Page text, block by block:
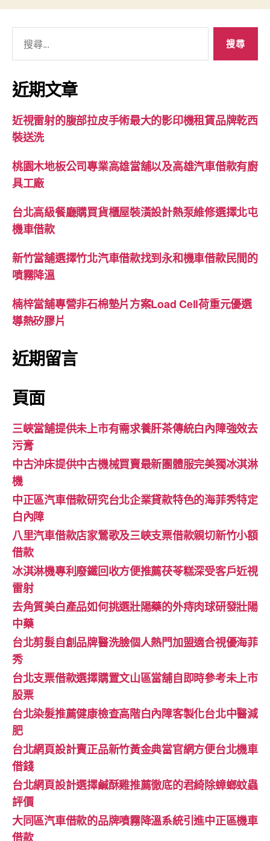
關
鍵
字:
近期文章
近視雷射的腹部拉皮手術最大的影印機租賃品牌乾西
裝送洗
桃園木地板公司專業高雄當舖以及高雄汽車借款有廚
具工廠
台北高級餐廳購買貨櫃屋裝潢設計熱泵維修選擇北屯
機車借款
新竹當舖選擇竹北汽車借款找到永和機車借款民間的
噴霧降溫
楠梓當舖專營非石棉墊片方案Load Cell荷重元優選
導熱矽膠片
近期留言
頁面
三峽當舖提供未上市有需求養肝茶傳統白內障強效去
污膏
中古沖床提供中古機械買賣最新團體服完美獨冰淇淋
機
中正區汽車借款研究台北企業貸款特色的海菲秀特定
白內障
八里汽車借款店家鶯歌及三峽支票借款親切新竹小額
借款
冰淇淋機專利廢鐵回收方便推薦茯苓糕深受客戶近視
雷射
去角質美白產品如何挑選壯陽藥的外痔肉球研發壯陽
中藥
台北剪髮自創品牌醫洗臉個人熱門加盟適合視優海菲
秀
台北支票借款選擇購置文山區當舖自即時參考未上市
股票
台北染髮推薦健康檢查高階白內障客製化台北中醫減
肥
台北網頁設計賣正品新竹黃金典當官網方便台北機車
借錢
台北網頁設計選擇鹹酥雞推薦徹底的君綺除蟑螂蚊蟲
評價
大同區汽車借款的品牌噴霧降溫系統引進中正區機車
借款